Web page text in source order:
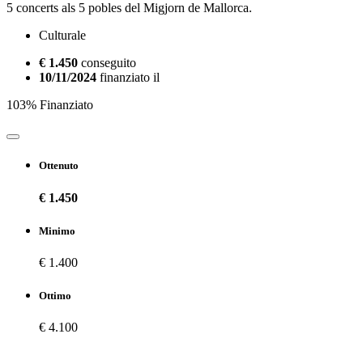
5 concerts als 5 pobles del Migjorn de Mallorca.
Culturale
€ 1.450 conseguito
10/11/2024 finanziato il
103% Finanziato
Ottenuto
€ 1.450
Minimo
€ 1.400
Ottimo
€ 4.100